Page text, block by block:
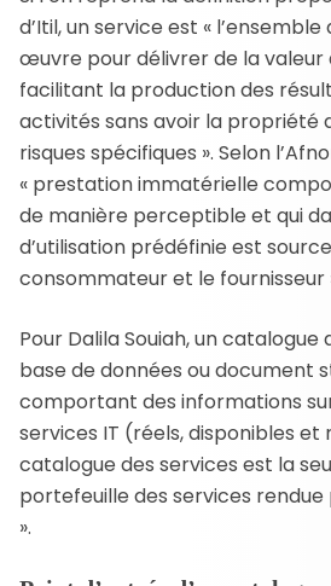
d’Itil, un service est «
œuvre pour délivrer de la valeur
facilitant la production des
activités sans avoir la propriété
risques spécifiques ». Selon
« prestation immatérielle
de manière perceptible et qui
d’utilisation prédéfinie est
consommateur et le fournisseur
Pour Dalila Souiah, un catalogue
base de données ou document
comportant des informations
services IT (réels, disponibles et
catalogue des services est la
portefeuille des services rendue
».